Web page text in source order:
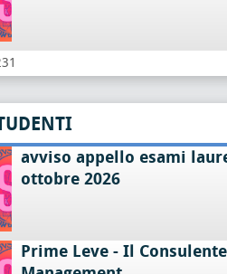
avviso appello esami
ottobre 2026
Prime Leve - Il